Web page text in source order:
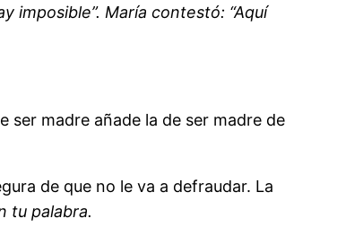
imposible”. María contestó: “Aquí
madre añade la de ser madre de
de que no le va a defraudar. La
tu palabra.